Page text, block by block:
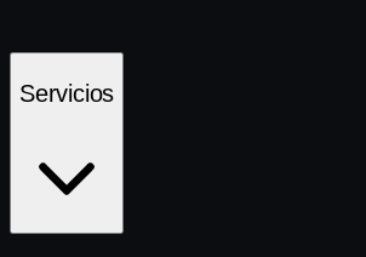
Servicios